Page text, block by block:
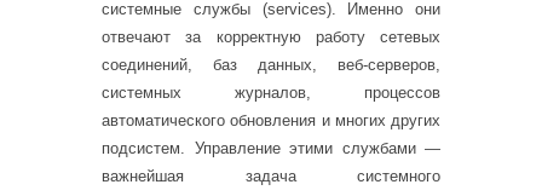
системные службы (services). Именно они
отвечают за корректную работу сетевых
соединений, баз данных, веб-серверов,
системных журналов, процессов
автоматического обновления и многих других
подсистем. Управление этими службами —
важнейшая задача системного